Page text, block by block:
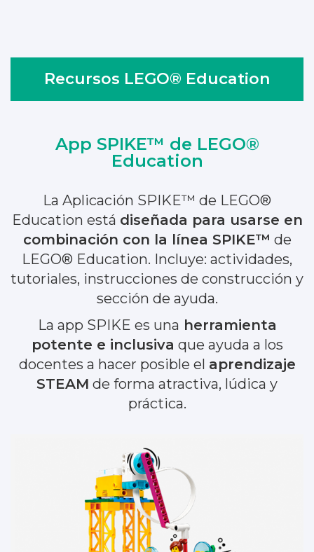
Recursos LEGO® Education
App SPIKE™ de LEGO®
Education
La Aplicación SPIKE™ de LEGO®
Education está diseñada para usarse en
combinación con la línea SPIKE™ de
LEGO® Education. Incluye: actividades,
tutoriales, instrucciones de construcción y
sección de ayuda.
La app SPIKE es una herramienta
potente e inclusiva que ayuda a los
docentes a hacer posible el aprendizaje
STEAM de forma atractiva, lúdica y
práctica.